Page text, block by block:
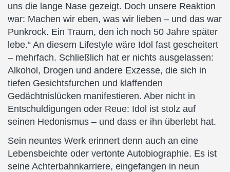
uns die lange Nase gezeigt. Doch unsere Reaktion
war: Machen wir eben, was wir lieben – und das war
Punkrock. Ein Traum, den ich noch 50 Jahre später
lebe.“ An diesem Lifestyle wäre Idol fast gescheitert
– mehrfach. Schließlich hat er nichts ausgelassen:
Alkohol, Drogen und andere Exzesse, die sich in
tiefen Gesichtsfurchen und klaffenden
Gedächtnislücken manifestieren. Aber nicht in
Entschuldigungen oder Reue: Idol ist stolz auf
seinen Hedonismus – und dass er ihn überlebt hat.
Sein neuntes Werk erinnert denn auch an eine
Lebensbeichte oder vertonte Autobiographie. Es ist
seine Achterbahnkarriere, eingefangen in neun